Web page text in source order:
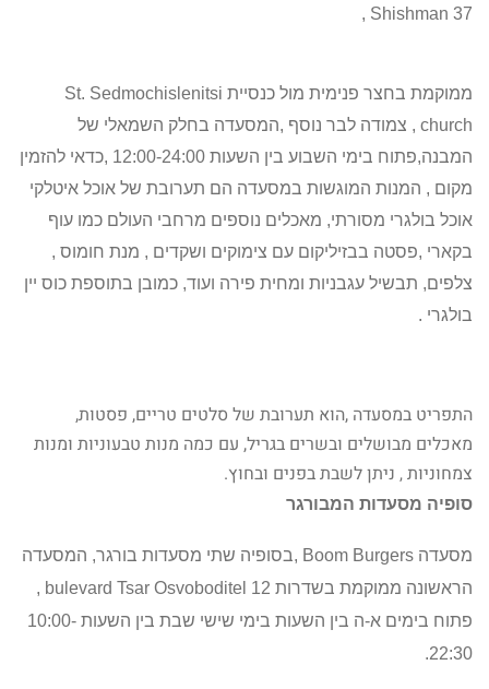
Shishman 37
,
ממוקמת בחצר פנימית מול כנסיית St. Sedmochislenitsi
church , צמודה לבר נוסף ,המסעדה בחלק השמאלי של
המבנה,פתוח בימי השבוע בין השעות 12:00-24:00 ,כדאי להזמין
מקום , המנות המוגשות במסעדה הם תערובת של אוכל איטלקי
אוכל בולגרי מסורתי, מאכלים נוספים מרחבי העולם כמו עוף
בקארי ,פסטה בבזיליקום עם צימוקים ושקדים , מנת חומוס ,
צלפים, תבשיל עגבניות ומחית פירה ועוד, כמובן בתוספת כוס יין
בולגרי .
התפריט במסעדה ,הוא תערובת של סלטים טריים, פסטות,
מאכלים מבושלים ובשרים בגריל, עם כמה מנות טבעוניות ומנות
צמחוניות, ניתן לשבת בפנים ובחוץ.
סופיה מסעדות המבורגר
מסעדה Boom Burgers ,בסופיה שתי מסעדות בורגר, המסעדה
הראשונה ממוקמת בשדרות bulevard Tsar Osvoboditel 12
,
פתוח בימים א-ה בין השעות בימי שישי שבת בין השעות 10:00-
22:30.